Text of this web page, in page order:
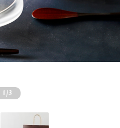
1 /3